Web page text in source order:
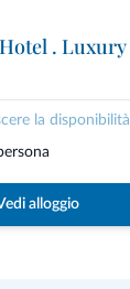
la disponibilità
alloggio